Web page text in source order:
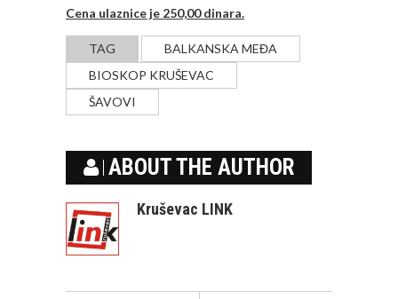
Cena ulaznice je 250,00 dinara.
TAG
BALKANSKA MEĐA
BIOSKOP KRUŠEVAC
ŠAVOVI
ABOUT THE AUTHOR
Kruševac LINK